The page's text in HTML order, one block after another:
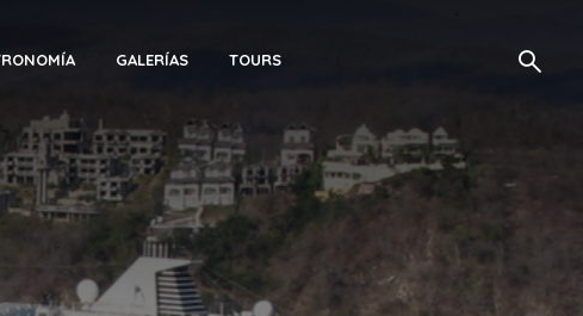
GALERÍAS TOURS